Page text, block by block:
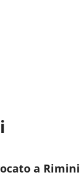
a Rimini